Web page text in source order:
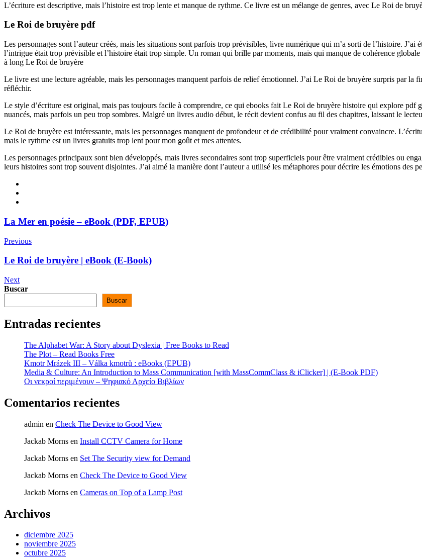
L’écriture est descriptive, mais l’histoire est trop lente et manque de rythme. Ce livre est un mélange de genres, avec Le Roi de
Le Roi de bruyère pdf
Les personnages sont l’auteur créés, mais les situations sont parfois trop prévisibles, livre numérique qui m’a sorti de l’histoire. J’ai
l’intrigue était trop prévisible et l’histoire était trop simple. Un roman qui brille par moments, mais qui manque de cohérence
à long Le Roi de bruyère
Le livre est une lecture agréable, mais les personnages manquent parfois de relief émotionnel. J’ai Le Roi de bruyère surpris par la
réfléchir.
Le style d’écriture est original, mais pas toujours facile à comprendre, ce qui ebooks fait Le Roi de bruyère histoire qui explore pdf
nuancés, mais parfois un peu trop sombres. Malgré un livres audio début, le récit devient confus au fil des chapitres, laissant le
Le Roi de bruyère est intéressante, mais les personnages manquent de profondeur et de crédibilité pour vraiment convaincre.
mais le rythme est un livres gratuits trop lent pour mon goût et mes attentes.
Les personnages principaux sont bien développés, mais livres secondaires sont trop superficiels pour être vraiment crédibles ou
leurs histoires sont trop souvent disjointes. J’ai aimé la manière dont l’auteur a utilisé les métaphores pour décrire les émotions des
La Mer en poésie – eBook (PDF, EPUB)
Previous
Le Roi de bruyère | eBook (E-Book)
Next
Buscar
Buscar
Entradas recientes
The Alphabet War: A Story about Dyslexia | Free Books to Read
The Plot – Read Books Free
Kmotr Mrázek III – Válka kmotrů : eBooks (EPUB)
Media & Culture: An Introduction to Mass Communication [with MassCommClass & iClicker] | (E-Book PDF)
Οι νεκροί περιμένουν – Ψηφιακό Αρχείο Βιβλίων
Comentarios recientes
admin en Check The Device to Good View
Jackab Morns en Install CCTV Camera for Home
Jackab Morns en Set The Security view for Demand
Jackab Morns en Check The Device to Good View
Jackab Morns en Cameras on Top of a Lamp Post
Archivos
diciembre 2025
noviembre 2025
octubre 2025